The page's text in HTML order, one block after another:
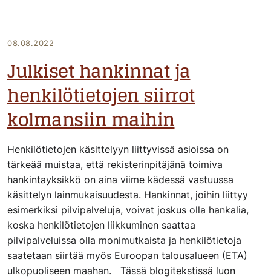
08.08.2022
Julkiset hankinnat ja
henkilötietojen siirrot
kolmansiin maihin
Henkilötietojen käsittelyyn liittyvissä asioissa on
tärkeää muistaa, että rekisterinpitäjänä toimiva
hankintayksikkö on aina viime kädessä vastuussa
käsittelyn lainmukaisuudesta. Hankinnat, joihin liittyy
esimerkiksi pilvipalveluja, voivat joskus olla hankalia,
koska henkilötietojen liikkuminen saattaa
pilvipalveluissa olla monimutkaista ja henkilötietoja
saatetaan siirtää myös Euroopan talousalueen (ETA)
ulkopuoliseen maahan. Tässä blogitekstissä luon